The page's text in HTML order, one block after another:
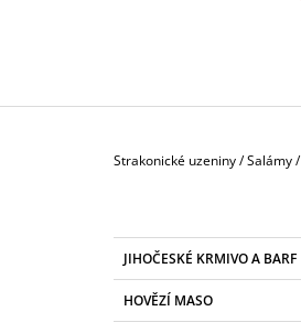
Domů
Strakonické uzeniny/Salámy/
kategorie
K
A
T
JIHOČESKÉ KRMIVO A BARF
HOVĚZÍ MASO